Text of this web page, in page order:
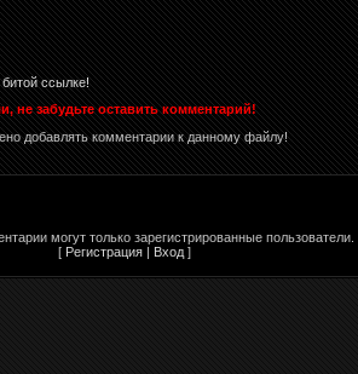
ссылке!
не забудьте оставить комментарий!
добавлять комментарии к данному файлу!
могут только зарегистрированные пользователи.
[ Регистрация | Вход ]